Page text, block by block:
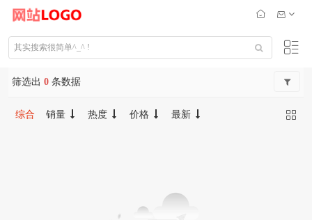
筛选出 0 条数据
综合 销量 热度 价格 最新